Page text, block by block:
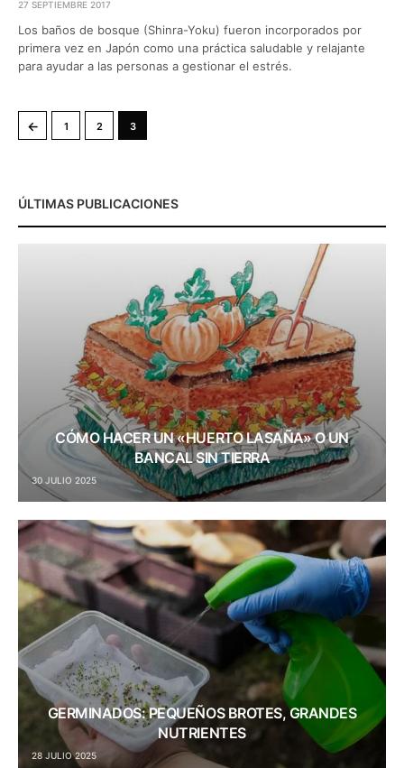
27 SEPTIEMBRE 2017
Los baños de bosque (Shinra-Yoku) fueron incorporados por
primera vez en Japón como una práctica saludable y relajante
para ayudar a las personas a gestionar el estrés.
← 1 2 3
ÚLTIMAS PUBLICACIONES
CÓMO HACER UN «HUERTO LASAÑA» O UN
BANCAL SIN TIERRA
30 JULIO 2025
GERMINADOS: PEQUEÑOS BROTES, GRANDES
NUTRIENTES
28 JULIO 2025